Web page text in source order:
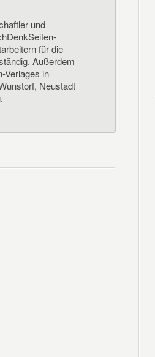
und
für die
Außerdem
Verlages in
Neustadt